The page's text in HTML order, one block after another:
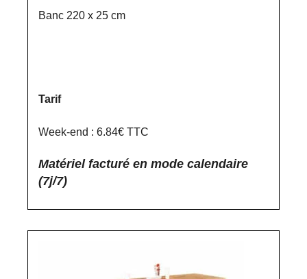
Banc 220 x 25 cm
Tarif
Week-end : 6.84€ TTC
Matériel facturé en mode calendaire
(7j/7)